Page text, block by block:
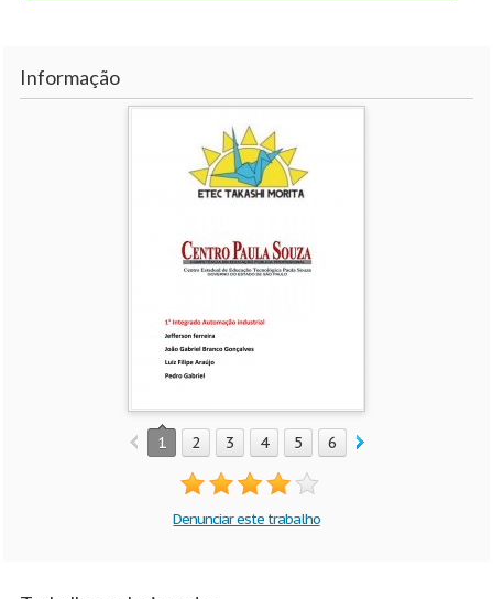
Informação
1 2 3 4 5 6 7
Denunciar este trabalho